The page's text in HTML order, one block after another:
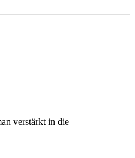
verstärkt in die